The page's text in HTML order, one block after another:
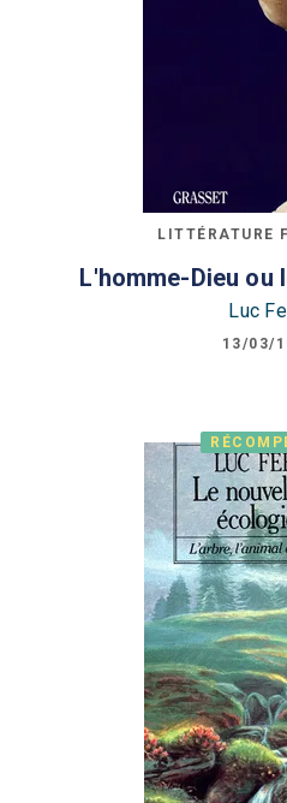
LITTÉRATURE
L'homme-Dieu ou
Luc
13/03/